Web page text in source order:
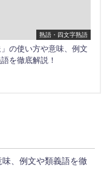
熟語・四文字熟語
」の使い方や意味、例文
を徹底解説！
味、例文や類義語を徹